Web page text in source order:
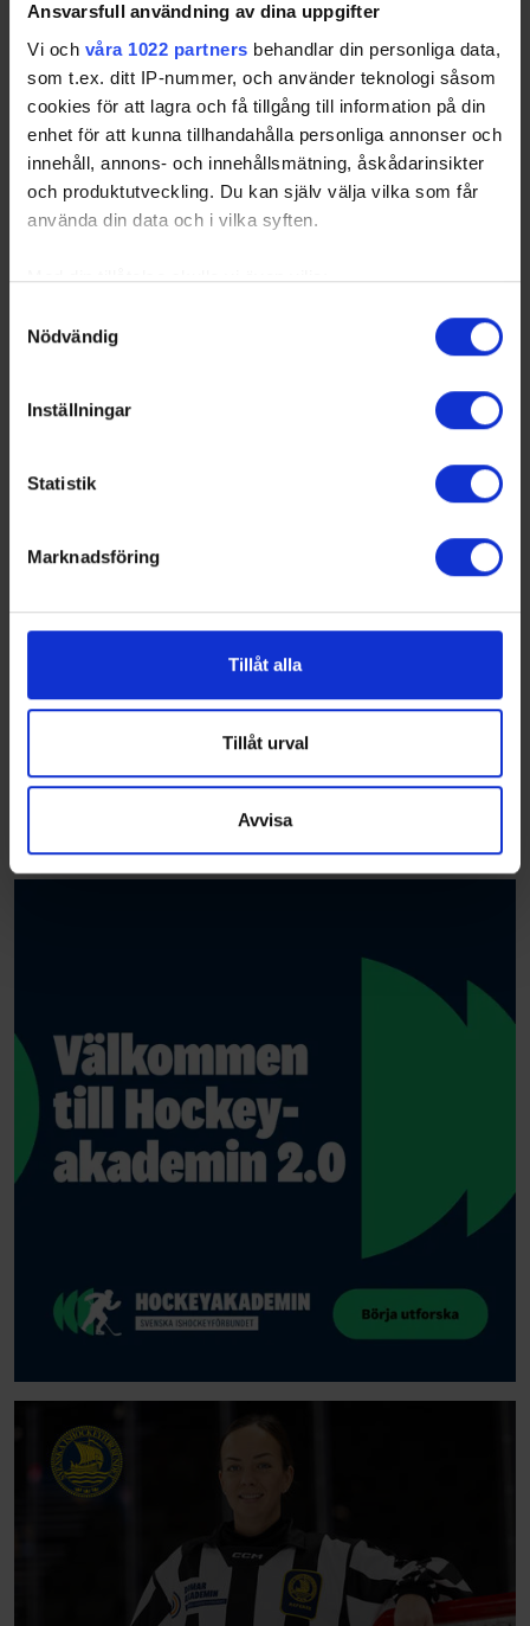
Ansvarsfull användning av dina uppgifter
Vi och våra 1022 partners behandlar din personliga data,
som t.ex. ditt IP-nummer, och använder teknologi såsom
cookies för att lagra och få tillgång till information på din
enhet för att kunna tillhandahålla personliga annonser och
innehåll, annons- och innehållsmätning, åskådarinsikter
och produktutveckling. Du kan själv välja vilka som får
använda din data och i vilka syften.
Med din tillåtelse skulle vi även vilja:
som kan ha en noggrannhet på upp till flera meter
Ta reda på mer om hur dina personliga uppgifter
Du kan ändra eller dra tillbaka ditt samtycke när som
Vi använder enhetsidentifierare för att anpassa innehållet
för sociala medier och analysera vår trafik. Vi
vidarebefordrar även sådana identifierare och annan
annons- och analysföretag som vi samarbetar med.
Dessa kan i sin tur kombinera informationen med annan
samlat in när du har använt deras tjänster.
Nödvändig
Inställningar
Statistik
Marknadsföring
Tillåt alla
Tillåt urval
Avvisa
Beijer Hockey Games 2027 till Avicii Arena i
Stockholm
Beijer Hockey Games är en del av Euro Hockey Tour och
samlar några av Europas främsta spelare från Sverige,